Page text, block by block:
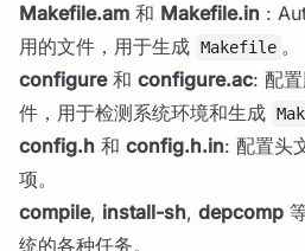
Makefile.am 和 Makefile.in :
用的文件，用于生成 Makefile 。
configure和 configure.ac: 配
件，用于检测系统环境和生成
config.h 和 config.h.in: 配置头
项。
compile, install-sh, depcomp
统的各种任务。